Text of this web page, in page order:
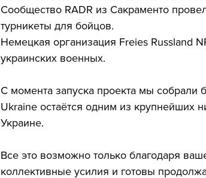
Сообщество RADR из Сакраменто
турникеты для бойцов.
Немецкая организация Freies Russland
украинских военных.
С момента запуска проекта мы собрали
Ukraine остаётся одним из крупнейших
Украине.
Все это возможно только благодаря
коллективные усилия и готовы